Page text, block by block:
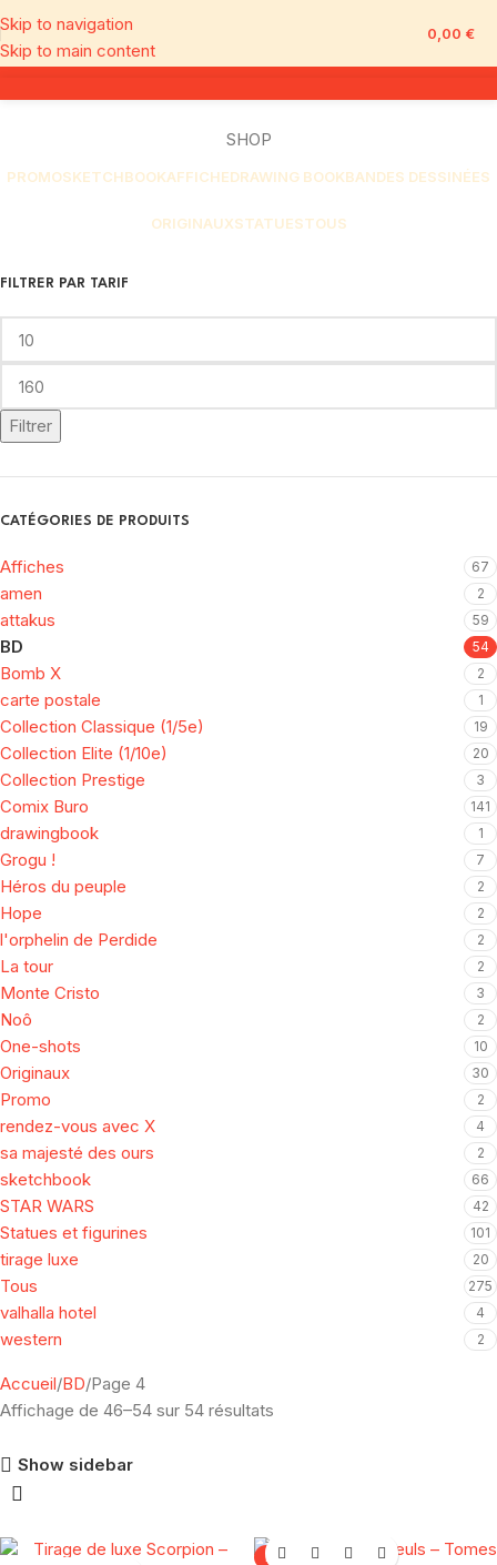
Skip to navigation
Skip to main content
0,00 €
SHOP
PROMOSKETCHBOOKAFFICHEDRAWING BOOKBANDES DESSINÉES
ORIGINAUXSTATUESTOUS
FILTRER PAR TARIF
Filtrer
CATÉGORIES DE PRODUITS
Affiches 67
amen 2
attakus 59
BD 54
Bomb X 2
carte postale 1
Collection Classique (1/5e) 19
Collection Elite (1/10e) 20
Collection Prestige 3
Comix Buro 141
drawingbook 1
Grogu ! 7
Héros du peuple 2
Hope 2
l'orphelin de Perdide 2
La tour 2
Monte Cristo 3
Noô 2
One-shots 10
Originaux 30
Promo 2
rendez-vous avec X 4
sa majesté des ours 2
sketchbook 66
STAR WARS 42
Statues et figurines 101
tirage luxe 20
Tous 275
valhalla hotel 4
western 2
Accueil BD Page 4
Affichage de 46–54 sur 54 résultats
Show sidebar
PROMO